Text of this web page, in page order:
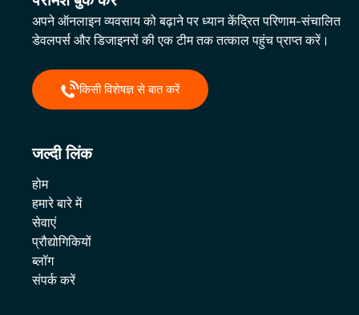
अपने ऑनलाइन व्यवसाय को बढ़ाने पर ध्यान केंद्रित परिणाम-संचालित
डेवलपर्स और डिजाइनरों की एक टीम तक तत्काल पहुंच प्राप्त करें।
किसी विशेषज्ञ से बात करें
जल्दी लिंक
होम
हमारे बारे में
सेवाएं
प्रौद्योगिकियों
ब्लॉग
संपर्क करें